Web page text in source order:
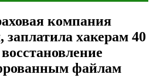
компания
хакерам 40
файлам